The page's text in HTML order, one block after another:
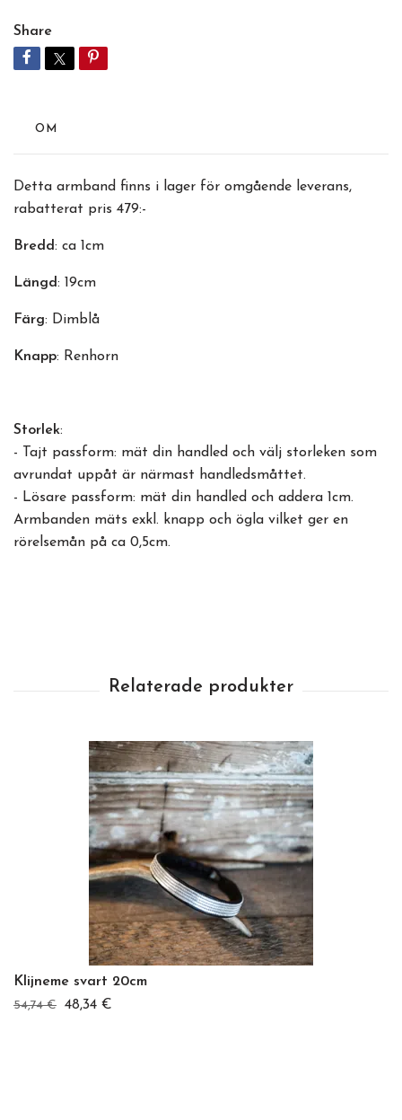
Share
OM
Detta armband finns i lager för omgående leverans,
rabatterat pris 479:-
Bredd: ca 1cm
Längd: 19cm
Färg: Dimblå
Knapp: Renhorn
Storlek:
- Tajt passform: mät din handled och välj storleken som
avrundat uppåt är närmast handledsmåttet.
- Lösare passform: mät din handled och addera 1cm.
Armbanden mäts exkl. knapp och ögla vilket ger en
rörelsemån på ca 0,5cm.
Klijneme svart 20cm
54,74 € 48,34 €